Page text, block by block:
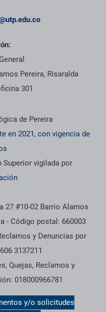
Pereira, Risaralda
301
de Pereira
en 2021, con vigencia de
Superior vigilada por
27 #10-02 Barrio Alamos
- Código postal: 660003
y Denuncias por
3137211
Quejas, Reclamos y
018000966781
y/o solicitudes